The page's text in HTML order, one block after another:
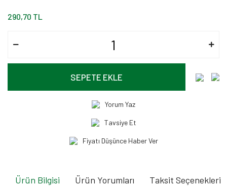
290,70 TL
SEPETE EKLE
Yorum Yaz
Tavsiye Et
Fiyatı Düşünce Haber Ver
Ürün Bilgisi Ürün Yorumları Taksit Seçenekleri